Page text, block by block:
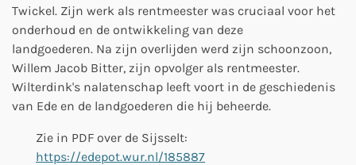
Twickel. Zijn werk als rentmeester was cruciaal voor het
onderhoud en de ontwikkeling van deze
landgoederen. Na zijn overlijden werd zijn schoonzoon,
Willem Jacob Bitter, zijn opvolger als rentmeester.
Wilterdink's nalatenschap leeft voort in de geschiedenis
van Ede en de landgoederen die hij beheerde.
Zie in PDF over de Sijsselt:
https://edepot.wur.nl/185887